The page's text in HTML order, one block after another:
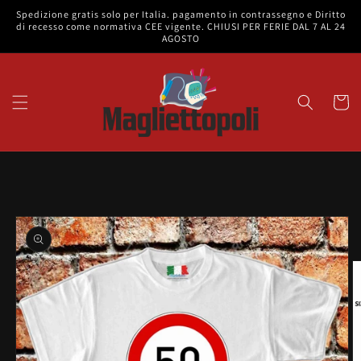
direttamente
ai contenuti
Spedizione gratis solo per Italia. pagamento in contrassegno e Diritto
di recesso come normativa CEE vigente. CHIUSI PER FERIE DAL 7 AL 24
AGOSTO
Carrello